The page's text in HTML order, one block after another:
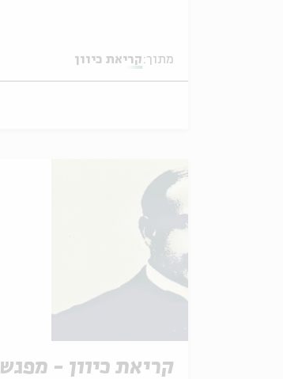
מתוך: קריאת כיוון
קריאת כיוון - מפגש 1